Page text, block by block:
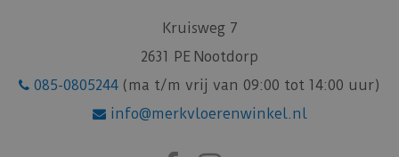
Kruisweg 7
2631 PE Nootdorp
085-0805244 (ma t/m vrij van 09:00 tot 14:00 uur)
info@merkvloerenwinkel.nl